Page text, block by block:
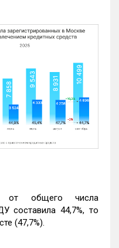
от общего числа
составила 44,7%, то
(47,7%).